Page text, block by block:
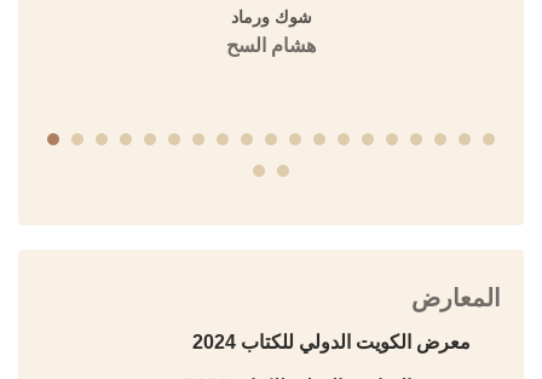
شوك ورماد
هشام السح
المعارض
معرض الكويت الدولي للكتاب 2024